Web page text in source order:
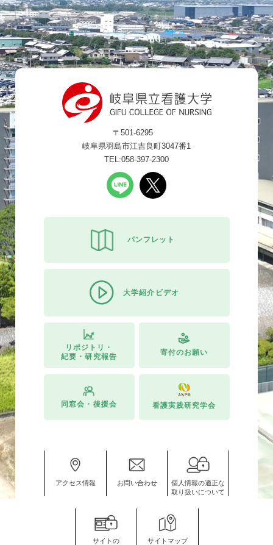
〒501-6295
岐阜県羽島市江吉良町3047番1
TEL:058-397-2300
パンフレット
大学紹介ビデオ
リポジトリ・
紀要・研究報告
寄付のお願い
同窓会・後援会 看護実践研究学会
アクセス情報 お問い合わせ
個人情報の適正な
取り扱いについて
サイトの サイトマップ